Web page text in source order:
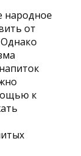
народное
от
к